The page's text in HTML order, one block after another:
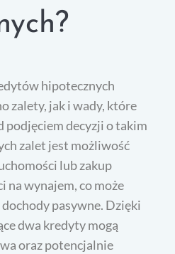
hipotecznych
zalety, jak i wady, które
podjęciem decyzji o takim
zalet jest możliwość
lub zakup
na wynajem, co może
pasywne. Dzięki
dwa kredyty mogą
oraz potencjalnie